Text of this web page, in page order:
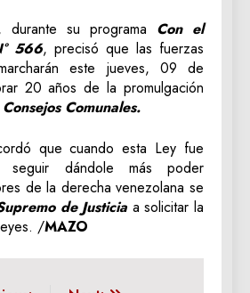
durante su programa Con el
566, precisó que las fuerzas
este jueves, 09 de
20 años de la promulgación
Comunales.
que cuando esta Ley fue
seguir dándole más poder
de la derecha venezolana se
de Justicia a solicitar la
/MAZO